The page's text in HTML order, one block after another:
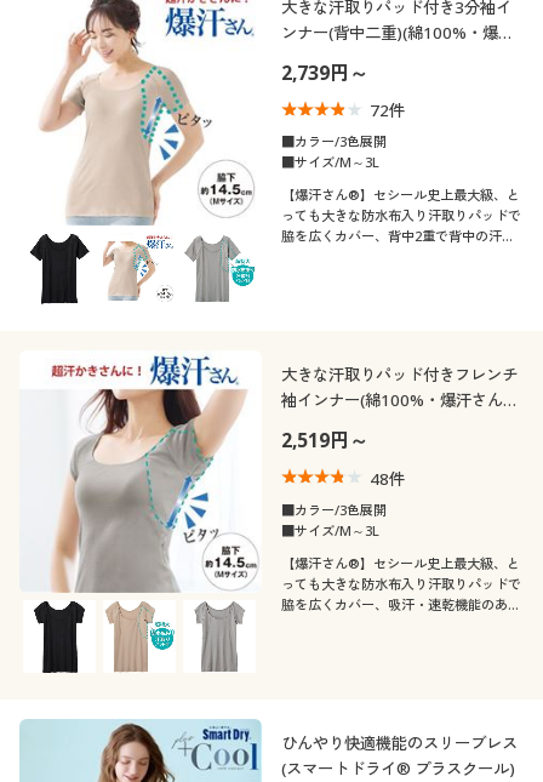
大きな汗取りパッド付き3分袖イ
ンナー(背中二重)(綿100%・爆汗
2,739円～
72件
■カラー/3色展開
■サイズ/M～3L
【爆汗さん®】セシール史上最大級、と
っても大きな防水布入り汗取りパッドで
脇を広くカバー、背中2重で背中の汗も
大きな汗取りパッド付きフレンチ
袖インナー(綿100%・爆汗さん
2,519円～
48件
■カラー/3色展開
■サイズ/M～3L
【爆汗さん®】セシール史上最大級、と
っても大きな防水布入り汗取りパッドで
脇を広くカバー、吸汗・速乾機能のある
ひんやり快適機能のスリーブレス
(スマートドライ® プラスクール)